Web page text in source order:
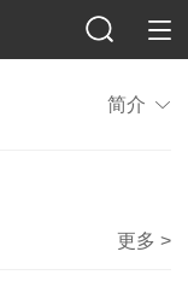
简介
更多 >